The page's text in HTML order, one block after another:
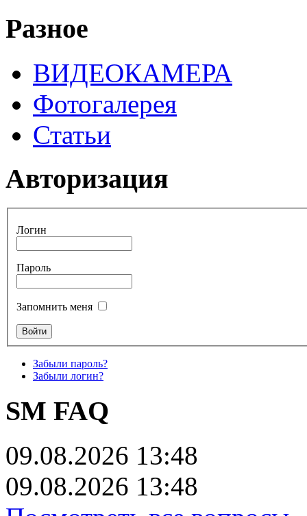
Разное
ВИДЕОКАМЕРА
Фотогалерея
Статьи
Авторизация
Логин
Пароль
Запомнить меня
Забыли пароль?
Забыли логин?
SM FAQ
09.08.2026 13:48
09.08.2026 13:48